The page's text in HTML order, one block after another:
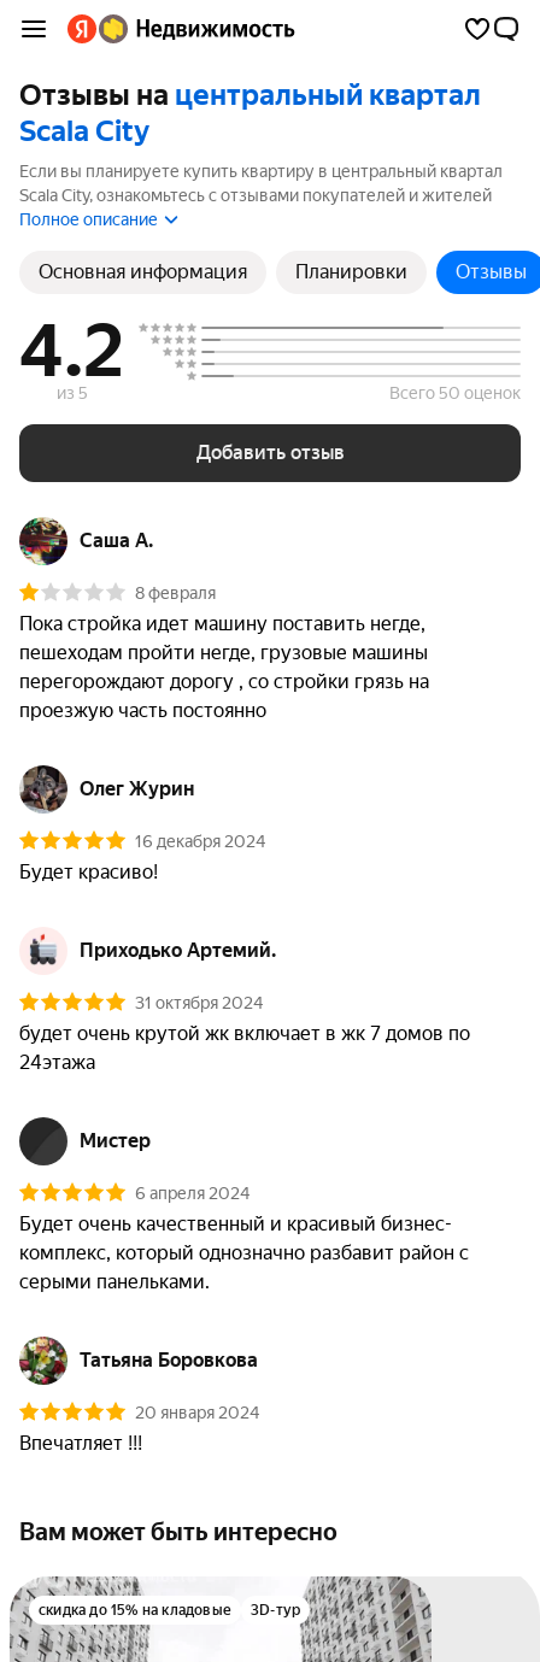
Отзывы на центральный квартал
Scala City
Если вы планируете купить квартиру в центральный квартал
Scala City, ознакомьтесь с отзывами покупателей и жителей
района. Мы рассчитали рейтинг на основе 5 отзывов, чтобы
Полное описание
Основная информация Планировки Отзывы
4.2
из 5 Всего 50 оценок
Добавить отзыв
Саша А.
8 февраля
Пока стройка идет машину поставить негде,
пешеходам пройти негде, грузовые машины
перегорождают дорогу , со стройки грязь на
проезжую часть постоянно
Олег Журин
16 декабря 2024
Будет красиво!
Приходько Артемий.
31 октября 2024
будет очень крутой жк включает в жк 7 домов по
24этажа
Мистер
6 апреля 2024
Будет очень качественный и красивый бизнес-
комплекс, который однозначно разбавит район с
серыми панельками.
Татьяна Боровкова
20 января 2024
Впечатляет !!!
Вам может быть интересно
скидка до 15% на кладовые 3D-тур